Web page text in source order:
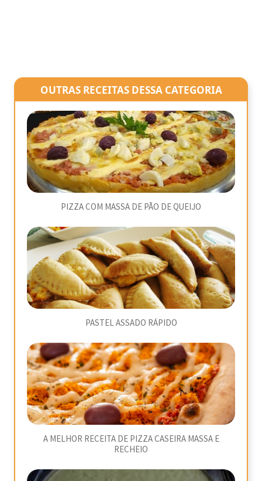
OUTRAS RECEITAS DESSA CATEGORIA
PIZZA COM MASSA DE PÃO DE QUEIJO
PASTEL ASSADO RÁPIDO
A MELHOR RECEITA DE PIZZA CASEIRA MASSA E
RECHEIO